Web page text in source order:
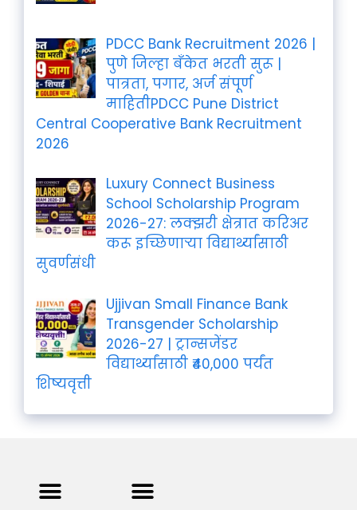
PDCC Bank Recruitment 2026 |
पुणे जिल्हा बँकेत भरती सुरू |
पात्रता, पगार, अर्ज संपूर्ण
माहितीPDCC Pune District
Central Cooperative Bank Recruitment
2026
Luxury Connect Business
School Scholarship Program
2026-27: लक्झरी क्षेत्रात करिअर
करू इच्छिणाऱ्या विद्यार्थ्यांसाठी
सुवर्णसंधी
Ujjivan Small Finance Bank
Transgender Scholarship
2026-27 | ट्रान्सजेंडर
विद्यार्थ्यांसाठी ₹40,000 पर्यंत
शिष्यवृत्ती